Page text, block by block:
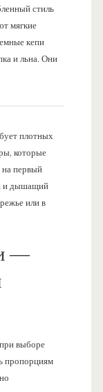
стиль
мягкие
кепи
и льна. Они
плотных
которые
на первый
и дышащий
или в
—
выборе
пропорциям